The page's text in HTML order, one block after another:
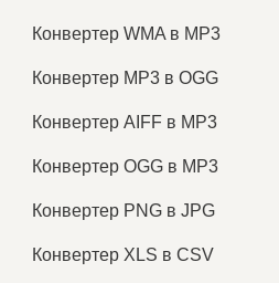
Конвертер WMA в MP3
Конвертер MP3 в OGG
Конвертер AIFF в MP3
Конвертер OGG в MP3
Конвертер PNG в JPG
Конвертер XLS в CSV